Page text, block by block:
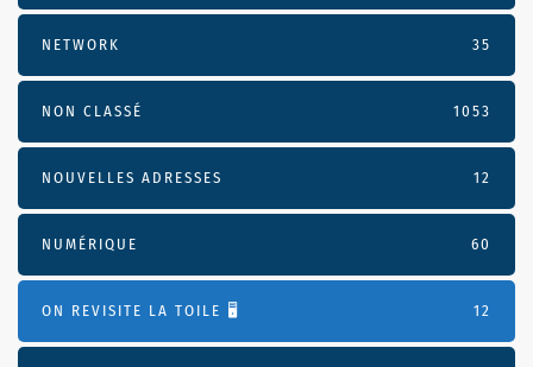
NETWORK 35
NON CLASSÉ 1053
NOUVELLES ADRESSES 12
NUMÉRIQUE 60
ON REVISITE LA TOILE 🖥️ 12